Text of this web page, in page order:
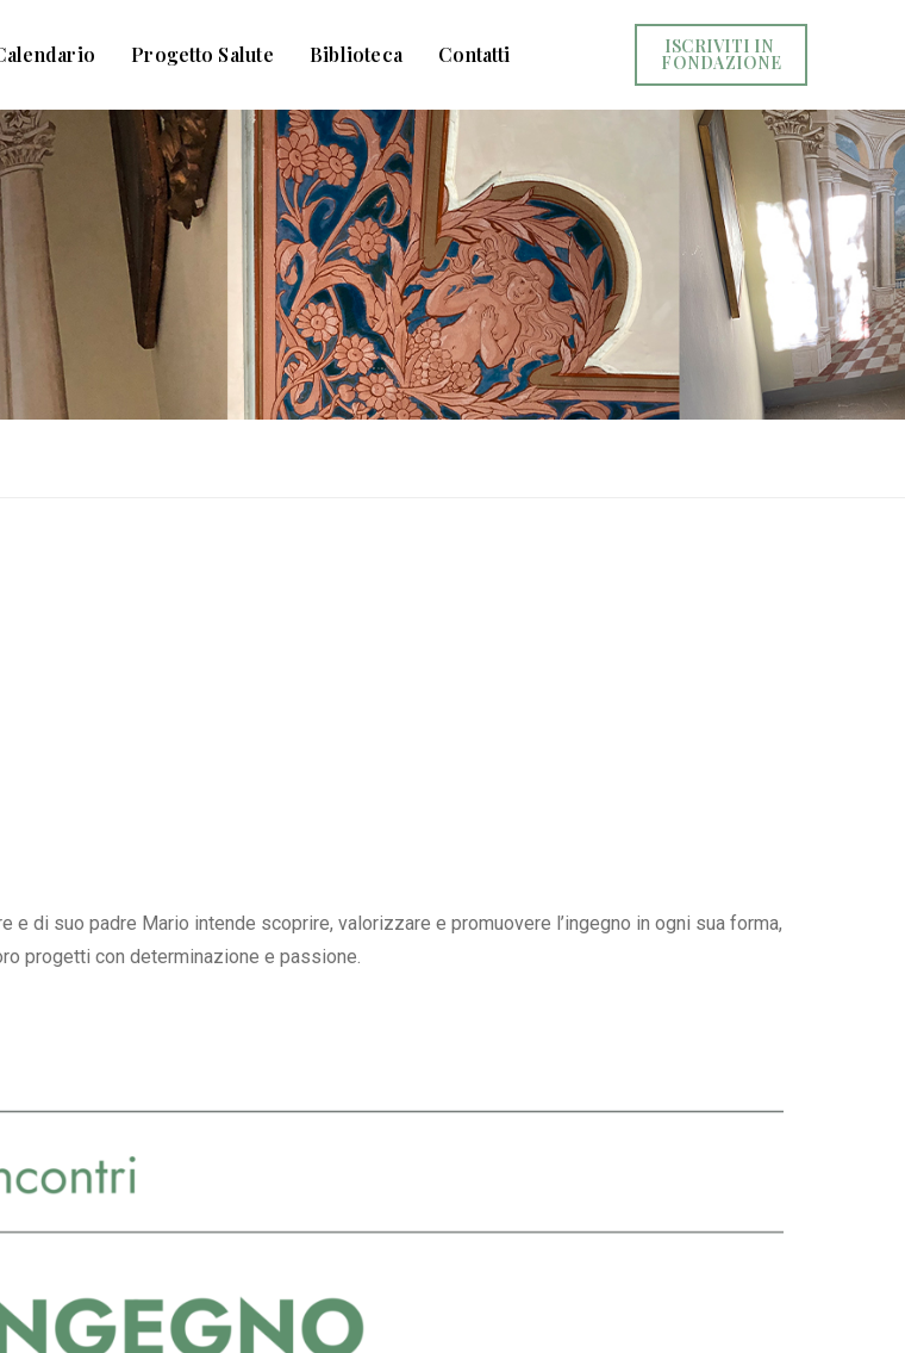
Progetto Salute Biblioteca Contatti ISCRIVITI IN
FONDAZIONE
di suo padre Mario intende scoprire, valorizzare e promuovere l’ingegno in ogni sua forma, ospitando
progetti con determinazione e passione.